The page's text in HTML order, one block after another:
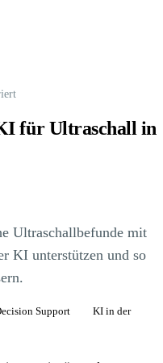
für Ultraschall in
Ultraschallbefunde mit
KI unterstützen und so
Support
KI in der